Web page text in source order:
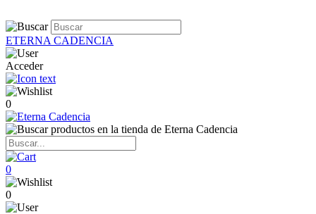
ETERNA CADENCIA
Acceder
0
0
0